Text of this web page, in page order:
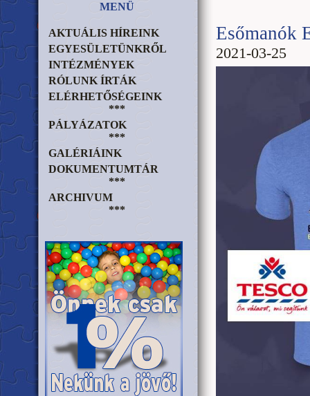
MENÜ
AKTUÁLIS HÍREINK
EGYESÜLETÜNKRŐL
INTÉZMÉNYEK
RÓLUNK ÍRTÁK
ELÉRHETŐSÉGEINK
***
PÁLYÁZATOK
***
GALÉRIÁINK
DOKUMENTUMTÁR
***
ARCHIVUM
***
Esőmanók
2021-03-25